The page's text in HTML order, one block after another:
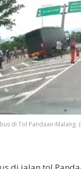
di Tol Pandaan-Malang.